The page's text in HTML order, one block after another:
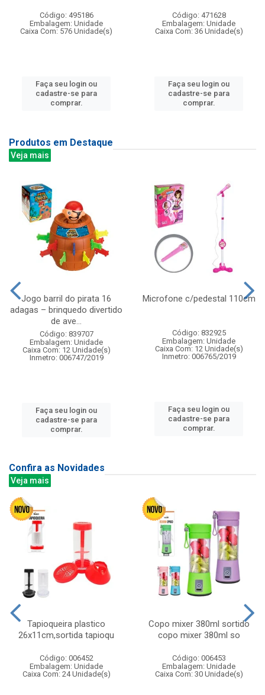
Código: 495186
Embalagem: Unidade
Caixa Com: 576 Unidade(s)
Faça seu login ou
cadastre-se para
comprar.
Código: 471628
Embalagem: Unidade
Caixa Com: 36 Unidade(s)
Faça seu login ou
cadastre-se para
comprar.
Produtos em Destaque
Veja mais
Jogo barril do pirata 16
adagas – brinquedo divertido
de ave...
Código: 839707
Embalagem: Unidade
Caixa Com: 12 Unidade(s)
Inmetro: 006747/2019
Faça seu login ou
cadastre-se para
comprar.
Microfone c/pedestal 110cm
Código: 832925
Embalagem: Unidade
Caixa Com: 12 Unidade(s)
Inmetro: 006765/2019
Faça seu login ou
cadastre-se para
comprar.
Confira as Novidades
Veja mais
Tapioqueira plastico
26x11cm,sortida tapioqu
Código: 006452
Embalagem: Unidade
Caixa Com: 24 Unidade(s)
Copo mixer 380ml sortido
copo mixer 380ml so
Código: 006453
Embalagem: Unidade
Caixa Com: 30 Unidade(s)